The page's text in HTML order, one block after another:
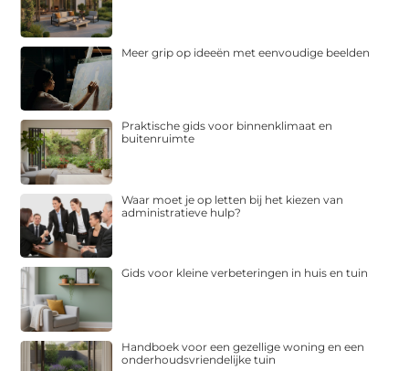
Meer grip op ideeën met eenvoudige beelden
Praktische gids voor binnenklimaat en
buitenruimte
Waar moet je op letten bij het kiezen van
administratieve hulp?
Gids voor kleine verbeteringen in huis en tuin
Handboek voor een gezellige woning en een
onderhoudsvriendelijke tuin